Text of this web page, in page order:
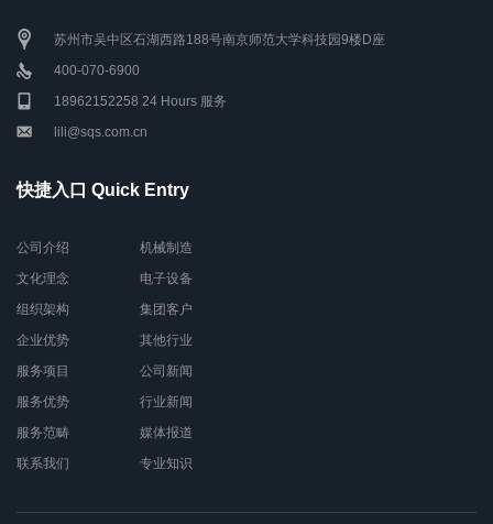
苏州市吴中区石湖西路188号南京师范大学科技园9楼D座
400-070-6900
18962152258 24 Hours 服务
lili@sqs.com.cn
快捷入口 Quick Entry
公司介绍
文化理念
组织架构
企业优势
服务项目
服务优势
服务范畴
联系我们
机械制造
电子设备
集团客户
其他行业
公司新闻
行业新闻
媒体报道
专业知识